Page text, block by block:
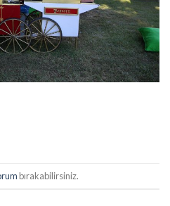
bırakabilirsiniz.